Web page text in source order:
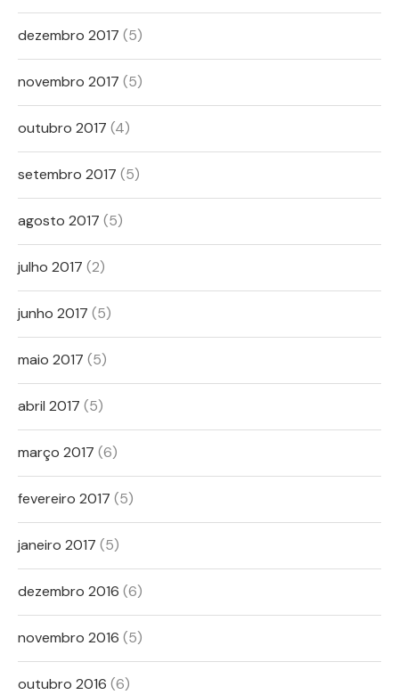
dezembro 2017 (5)
novembro 2017 (5)
outubro 2017 (4)
setembro 2017 (5)
agosto 2017 (5)
julho 2017 (2)
junho 2017 (5)
maio 2017 (5)
abril 2017 (5)
março 2017 (6)
fevereiro 2017 (5)
janeiro 2017 (5)
dezembro 2016 (6)
novembro 2016 (5)
outubro 2016 (6)